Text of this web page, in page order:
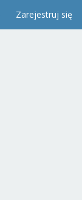
Zarejestruj się